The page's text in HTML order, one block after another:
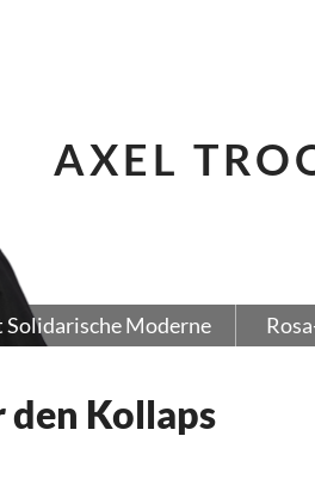
AXEL
Moderne
Kollaps